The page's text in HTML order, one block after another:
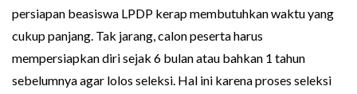
persiapan beasiswa LPDP kerap membutuhkan waktu yang
cukup panjang. Tak jarang, calon peserta harus
mempersiapkan diri sejak 6 bulan atau bahkan 1 tahun
sebelumnya agar lolos seleksi. Hal ini karena proses seleksi